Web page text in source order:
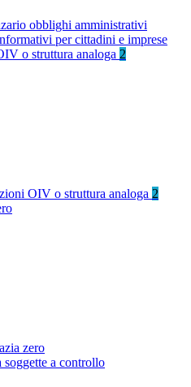
obblighi amministrativi
per cittadini e imprese
o struttura analoga 2
OIV o struttura analoga 2
zero
a controllo